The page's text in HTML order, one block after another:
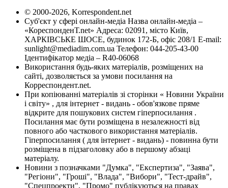
© 2000-2026, Korrespondent.net
Суб'єкт у сфері онлайн-медіа Назва онлайн-медіа –
«КореспонденТ.net» Адреса: 02091, місто Київ,
ХАРКІВСЬКЕ ШОСЕ, будинок 172-Б, офіс 208/1 E-mail:
sunlight@mediadim.com.ua Телефон: 044-205-43-00
Ідентифікатор медіа – R40-06068
Використання будь-яких матеріалів, розміщених на
сайті, дозволяється за умови посилання на
Корреспондент.net.
При копіюванні матеріалів зі сторінки « Новини України
і світу» , для інтернет - видань - обов'язкове пряме
відкрите для пошукових систем гіперпосилання .
Посилання має бути розміщена в незалежності від
повного або часткового використання матеріалів.
Гіперпосилання ( для інтернет - видань) - повинна бути
розміщена в підзаголовку або в першому абзаці
матеріалу.
Новини з позначками "Думка", "Експертиза", "Заява",
"Регіони", "Гроші", "Влада", "Вибори", "Тест-драйв",
"Спецпроекти", "Промо" публікуються на правах